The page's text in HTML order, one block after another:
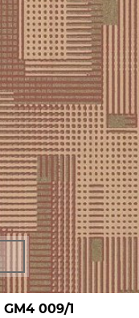
GM4 009/1